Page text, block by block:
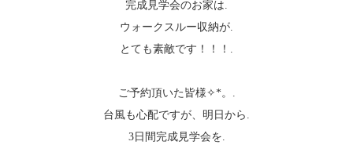
完成見学会のお家は.
ウォークスルー収納が.
とても素敵です！！！.
ご予約頂いた皆様✧︎*。.
台風も心配ですが、明日から.
3日間完成見学会を.